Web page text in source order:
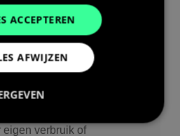
is de energie die een
kan leveren, en ligt altijd
capaciteit. Voor een goed
van een thuisbatterij is
dit getal te kijken, omdat
eigen verbruik of
ACCEPTEREN
AFWIJZEN